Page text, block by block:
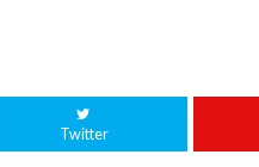
Twitter